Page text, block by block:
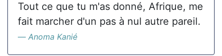
Tout ce que tu m'as donné, Afrique, me
fait marcher d'un pas à nul autre pareil.
Anoma Kanié